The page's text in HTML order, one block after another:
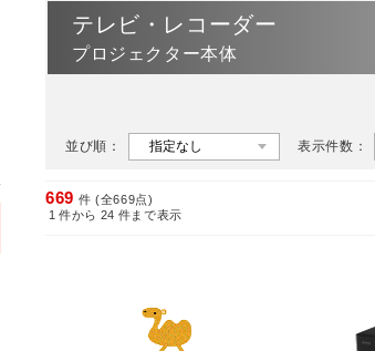
テレビ・レコーダー
プロジェクター本体
並び順： 表示件数：
669 件 (全669点)
1 件から 24 件まで表示